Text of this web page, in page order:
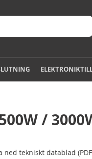
/
ned tekniskt datablad